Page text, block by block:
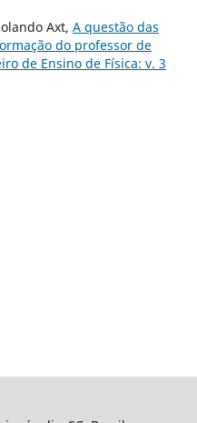
Axt, A questão das
do professor de
de Ensino de Física: v. 3